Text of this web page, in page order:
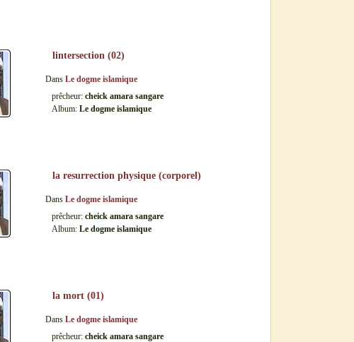
lintersection (02)
Dans Le dogme islamique
prêcheur:cheick amara sangare
Album:Le dogme islamique
la resurrection physique (corporel)
Dans Le dogme islamique
prêcheur:cheick amara sangare
Album:Le dogme islamique
la mort (01)
Dans Le dogme islamique
prêcheur:cheick amara sangare